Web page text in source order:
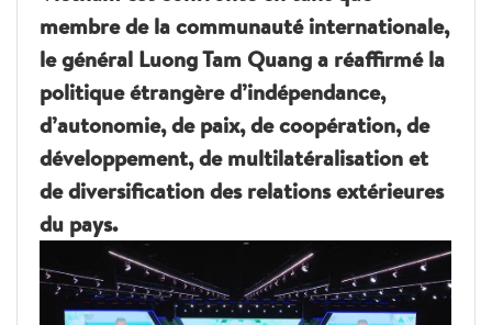
membre de la communauté internationale,
le général Luong Tam Quang a réaffirmé la
politique étrangère d’indépendance,
d’autonomie, de paix, de coopération, de
développement, de multilatéralisation et
de diversification des relations extérieures
du pays.